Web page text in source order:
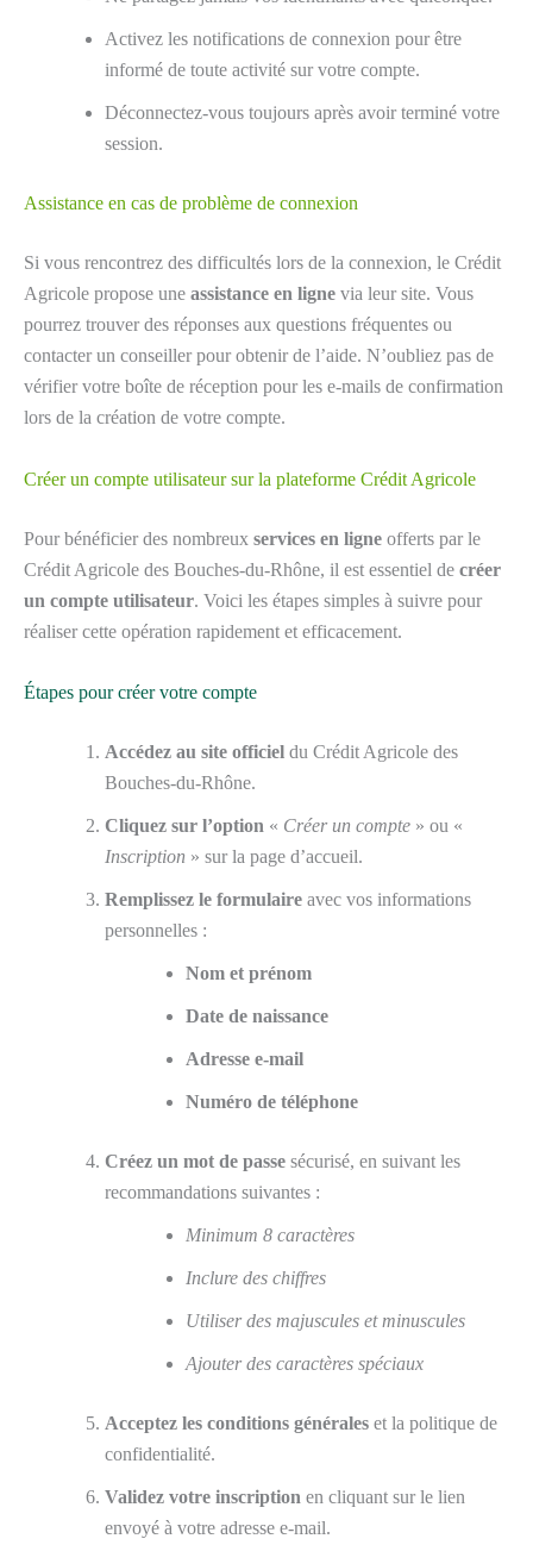
Activez les notifications de connexion pour être
informé de toute activité sur votre compte.
Déconnectez-vous toujours après avoir terminé votre
session.
Assistance en cas de problème de connexion
Si vous rencontrez des difficultés lors de la connexion, le Crédit
Agricole propose une assistance en ligne via leur site. Vous
pourrez trouver des réponses aux questions fréquentes ou
contacter un conseiller pour obtenir de l’aide. N’oubliez pas de
vérifier votre boîte de réception pour les e-mails de confirmation
lors de la création de votre compte.
Créer un compte utilisateur sur la plateforme Crédit Agricole
Pour bénéficier des nombreux services en ligne offerts par le
Crédit Agricole des Bouches-du-Rhône, il est essentiel de créer
un compte utilisateur. Voici les étapes simples à suivre pour
réaliser cette opération rapidement et efficacement.
Étapes pour créer votre compte
Accédez au site officiel du Crédit Agricole des
Bouches-du-Rhône.
Cliquez sur l’option « Créer un compte » ou «
Inscription » sur la page d’accueil.
Remplissez le formulaire avec vos informations
personnelles :
Nom et prénom
Date de naissance
Adresse e-mail
Numéro de téléphone
Créez un mot de passe sécurisé, en suivant les
recommandations suivantes :
Minimum 8 caractères
Inclure des chiffres
Utiliser des majuscules et minuscules
Ajouter des caractères spéciaux
Acceptez les conditions générales et la politique de
confidentialité.
Validez votre inscription en cliquant sur le lien
envoyé à votre adresse e-mail.